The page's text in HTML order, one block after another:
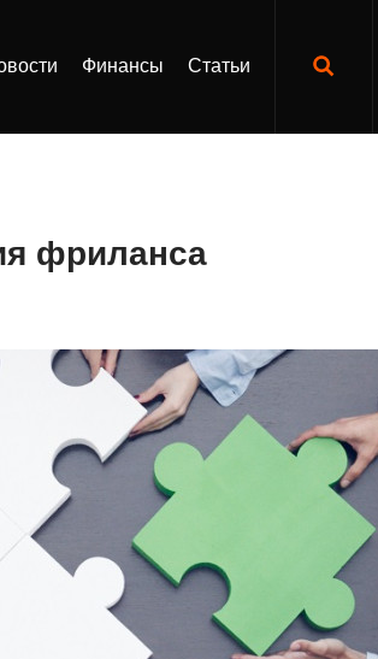
Финансы Статьи
фриланса